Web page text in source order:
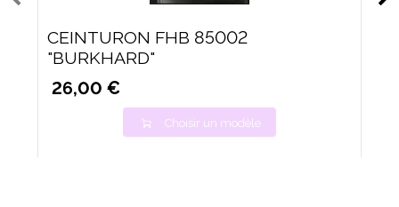
CEINTURON FHB 85002
"BURKHARD"
26,00 €
Choisir un modèle